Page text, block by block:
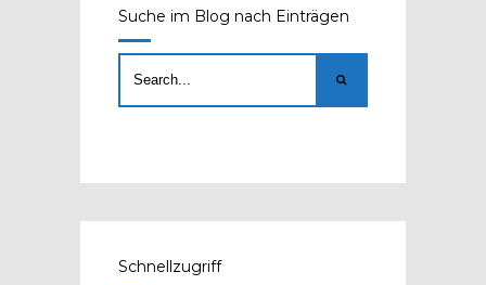
Suche im Blog nach Einträgen
Schnellzugriff